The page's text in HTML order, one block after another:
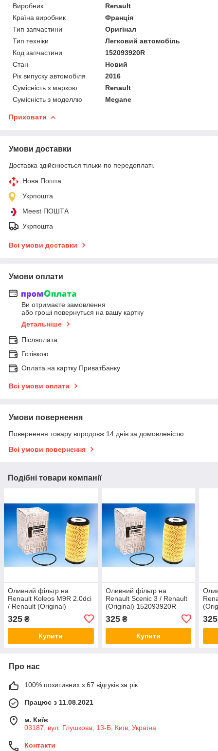
Виробник
Renault
Країна виробник
Франція
Тип запчастини
Оригінал
Тип техніки
Легковий автомобіль
Код запчастини
152093920R
Стан
Новий
Рік випуску автомобіля
2016
Сумісність з маркою
Renault
Сумісність з моделлю
Megane
Приховати
Умови доставки
Доставка здійснюється тільки по передоплаті.
Нова Пошта
Укрпошта
Meest ПОШТА
Укрпошта
Всі умови доставки
Умови оплати
Ви отримаєте замовлення
або гроші повернуться на вашу картку
Детальніше
Післяплата
Готівкою
Оплата на картку ПриватБанку
Всі умови оплати
Умови повернення
Повернення товару впродовж 14 днів за домовленістю
Всі умови повернення
Подібні товари компанії
Оливний фільтр на
Renault Koleos M9R 2.0dci
/ Renault (Original)
325 ₴
Купити
Оливний фільтр на
Renault Scenic 3 / Renault
(Original) 152093920R
325₴
Купити
325
Про нас
100% позитивних з 67 відгуків за рік
Працює з 11.08.2021
м. Київ
03187, вул. Глушкова, 13-Б, Київ, Україна
Контакти